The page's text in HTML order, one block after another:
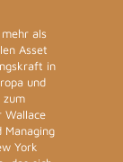
als
Asset
in
und
zum
Wallace
Managing
York